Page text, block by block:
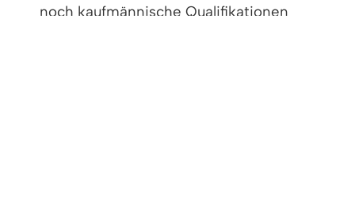
noch kaufmännische Qualifikationen